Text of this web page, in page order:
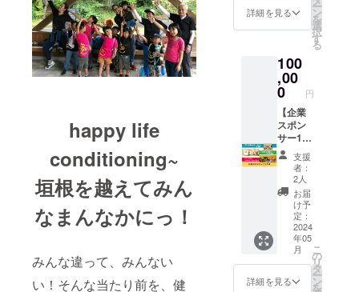
happy life
conditioning~
垣根を越えてみん
なまんなかにっ！
みんな違って、みんない
い！そんな当たり前を、健
お、支
可能で
す。 応
援の気
持ちの
上乗
せ、大
歓迎で
す！ ①
オリジ
ナルス
テッ
カーを
送りま
す。 ・
サイ
ズ：
9.7cm×
11cm
コン
ディ
ショニ
ボのHP
に企業
スポン
サーと
して企
業のバ
ナーリ
ンクを
掲載さ
せてい
ただき
ます。
あなた
の企業
名をHP
でPRで
きま
す。
詳細を見る ー
ン
を
選
択
す
る
100
,00
0 円
【企業
スポン
サー10
万円】
コン
ディ
ショニ
ングラ
ボの企
業スポ
ンサー
になれ
る権利
です。
支援
者：
2人
お届
け予
定：
2024
年05
月
詳細を見る
こ
の
リ
タ
ー
ン
を